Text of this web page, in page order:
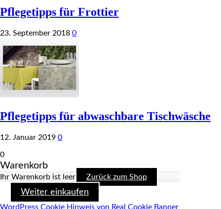
Pflegetipps für Frottier
23. September 2018 0
Pflegetipps für abwaschbare Tischwäsche
12. Januar 2019 0
0
Warenkorb
Ihr Warenkorb ist leer Zurück zum Shop
Weiter einkaufen
WordPress Cookie Hinweis von Real Cookie Banner